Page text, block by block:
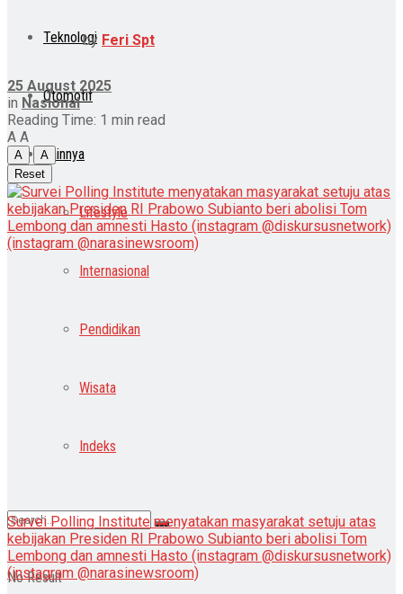
Teknologi
Otomotif
Lainnya
Lifestyle
Internasional
Pendidikan
Wisata
Indeks
No Result
by Feri Spt
25 August 2025
in Nasional
Reading Time: 1 min read
A A
A
A
Reset
Survei Polling Institute menyatakan masyarakat setuju atas
kebijakan Presiden RI Prabowo Subianto beri abolisi Tom
Lembong dan amnesti Hasto (instagram @diskursusnetwork)
(instagram @narasinewsroom)